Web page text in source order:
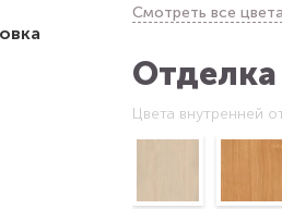
Смотреть все
Цвета внутренней